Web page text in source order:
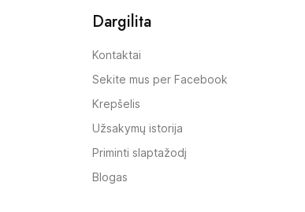
Dargilita
Kontaktai
Sekite mus per Facebook
Krepšelis
Užsakymų istorija
Priminti slaptažodį
Blogas